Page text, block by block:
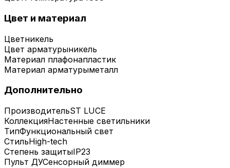
Цвет и материал
Цветникель
Цвет арматурыникель
Материал плафонапластик
Материал арматурыметалл
Дополнительно
ПроизводительST LUCE
КоллекцияНастенные светильники
ТипФункциональный свет
СтильHigh-tech
Степень защитыIP23
Пульт ДУСенсорный диммер